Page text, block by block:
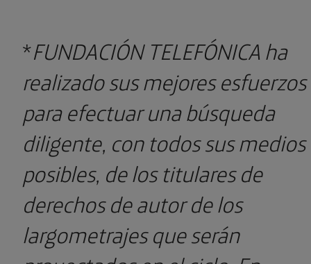
*FUNDACIÓN TELEFÓNICA ha
realizado sus mejores esfuerzos
para efectuar una búsqueda
diligente, con todos sus medios
posibles, de los titulares de
derechos de autor de los
largometrajes que serán